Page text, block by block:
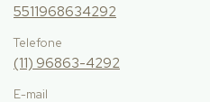
5511968634292
Telefone
(11) 96863-4292
E-mail